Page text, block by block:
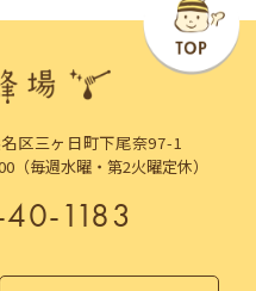
区三ヶ日町下尾奈97-1
（毎週水曜・第2火曜定休）
1183